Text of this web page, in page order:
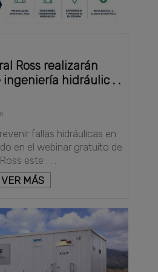
Ross realizarán
hidráulic . .
fallas hidráulicas en
en el webinar gratuito de
este . . .
VER MÁS